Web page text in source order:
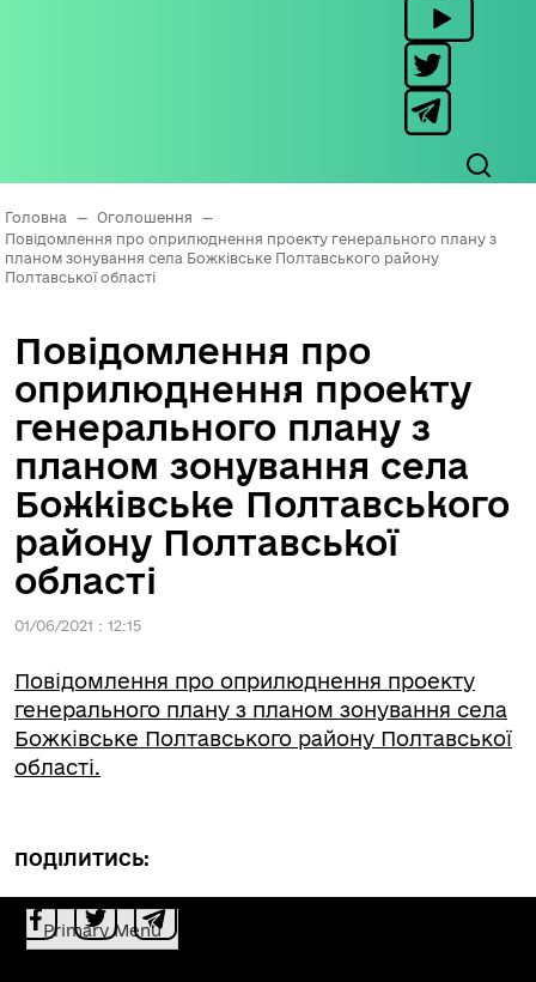
Головна — Оголошення
—
Повідомлення про оприлюднення проекту генерального плану з
планом зонування села Божківське Полтавського району
Полтавської області
Повідомлення про
оприлюднення проекту
генерального плану з
планом зонування села
Божківське Полтавського
району Полтавської
області
01/06/2021 : 12:15
Повідомлення про оприлюднення проекту
генерального плану з планом зонування села
Божківське Полтавського району Полтавської
області.
ПОДІЛИТИСЬ:
Primary Menu